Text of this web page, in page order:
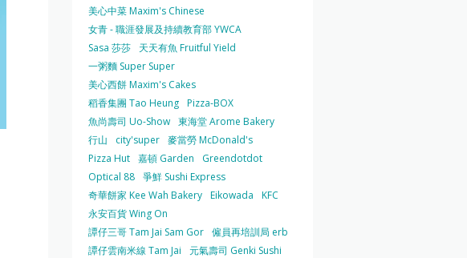
美心中菜 Maxim's Chinese
女青 - 職涯發展及持續教育部 YWCA
Sasa 莎莎
天天有魚 Fruitful Yield
一粥麵 Super Super
美心西餅 Maxim's Cakes
稻香集團 Tao Heung Pizza-BOX
魚尚壽司 Uo-Show 東海堂 Arome Bakery
行山
city'super 麥當勞 McDonald's
Pizza Hut 嘉頓 Garden
Greendotdot
Optical 88 爭鮮 Sushi Express
奇華餅家 Kee Wah Bakery Eikowada
KFC
永安百貨 Wing On
譚仔三哥 Tam Jai Sam Gor 僱員再培訓局 erb
譚仔雲南米線 Tam Jai
元氣壽司 Genki Sushi